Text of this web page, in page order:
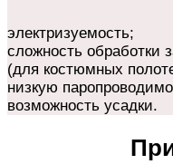
электризуемость;
сложность обработки
(для костюмных
низкую
возможность усадки.